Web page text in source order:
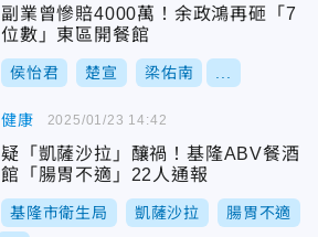
副業曾慘賠4000萬！余政鴻再砸「7
位數」東區開餐館
侯怡君 楚宣 梁佑南
健康
疑「凱薩沙拉」釀禍！基隆ABV餐酒
館「腸胃不適」22人通報
基隆市衛生局 凱薩沙拉 腸胃不適
2025/01/23 14:42